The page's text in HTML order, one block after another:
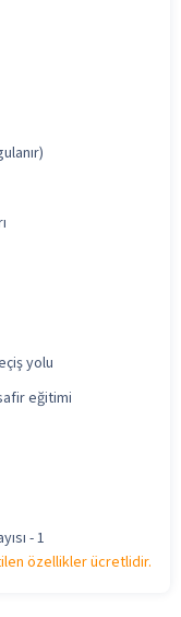
yolu
eğitimi
- 1
özellikler ücretlidir.